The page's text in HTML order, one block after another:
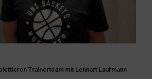
Trainerteam mit Lennart Laufmann